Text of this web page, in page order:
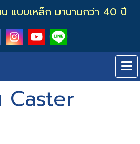
แบบเหล็ก มานานกว่า 40 ปี
Caster